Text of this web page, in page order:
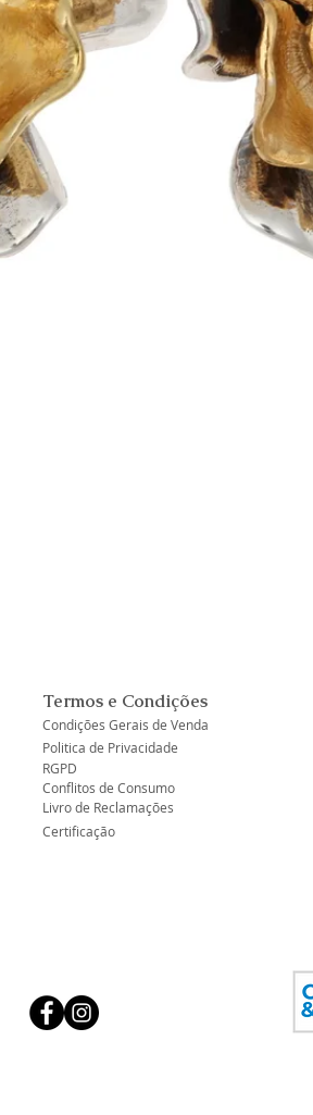
Termos e Condições
Condições Gerais de Venda
Politica de Privacidade
RGPD
Conflitos de Consumo
Livro de Reclamações
Certificação